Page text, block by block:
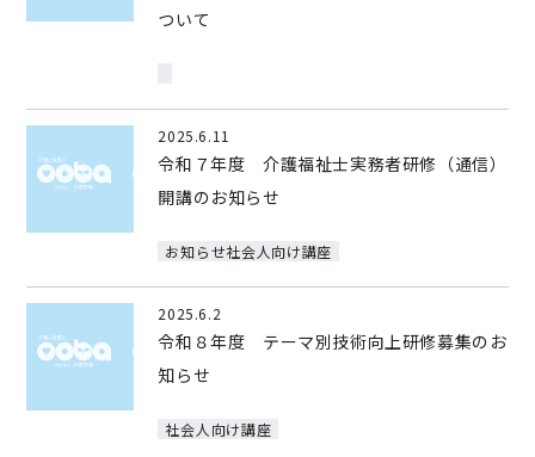
ついて
2025.6.11
令和７年度 介護福祉士実務者研修（通信）
開講のお知らせ
お知らせ社会人向け講座
2025.6.2
令和８年度 テーマ別技術向上研修募集のお
知らせ
社会人向け講座